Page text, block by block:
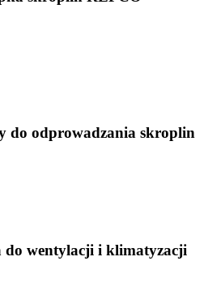
do odprowadzania skroplin
do wentylacji i klimatyzacji